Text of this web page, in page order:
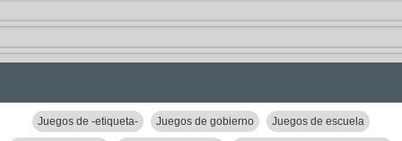
Juegos de -etiqueta- Juegos de gobierno Juegos de escuela